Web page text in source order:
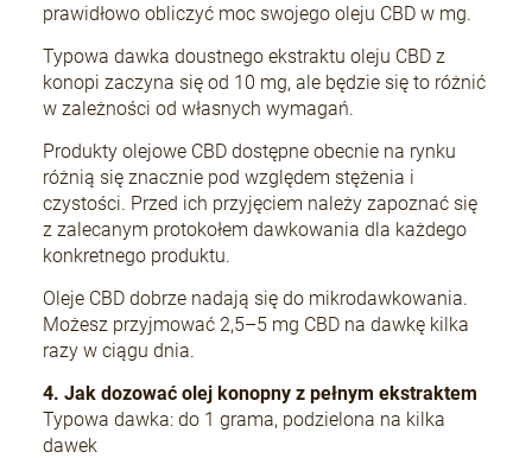
prawidłowo obliczyć moc swojego oleju CBD w mg.
Typowa dawka doustnego ekstraktu oleju CBD z
konopi zaczyna się od 10 mg, ale będzie się to różnić
w zależności od własnych wymagań.
Produkty olejowe CBD dostępne obecnie na rynku
różnią się znacznie pod względem stężenia i
czystości. Przed ich przyjęciem należy zapoznać się
z zalecanym protokołem dawkowania dla każdego
konkretnego produktu.
Oleje CBD dobrze nadają się do mikrodawkowania.
Możesz przyjmować 2,5–5 mg CBD na dawkę kilka
razy w ciągu dnia.
4. Jak dozować olej konopny z pełnym ekstraktem
Typowa dawka: do 1 grama, podzielona na kilka
dawek